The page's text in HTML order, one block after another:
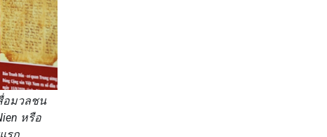
อมวลชน
หรือ
รก